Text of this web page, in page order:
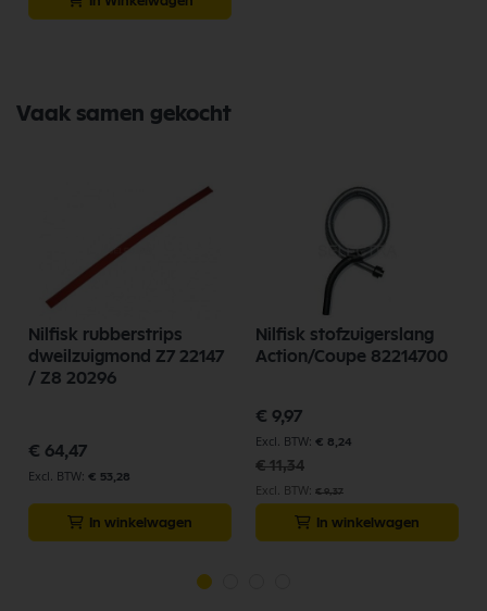
Vaak samen gekocht
Nilfisk rubberstrips
dweilzuigmond Z7 22147
/ Z8 20296
€ 64,47
€ 53,28
In winkelwagen
Nilfisk stofzuigerslang
Action/Coupe 82214700
Speciale
prijs
€ 9,97
€ 8,24
€ 11,34
€ 9,37
In winkelwagen